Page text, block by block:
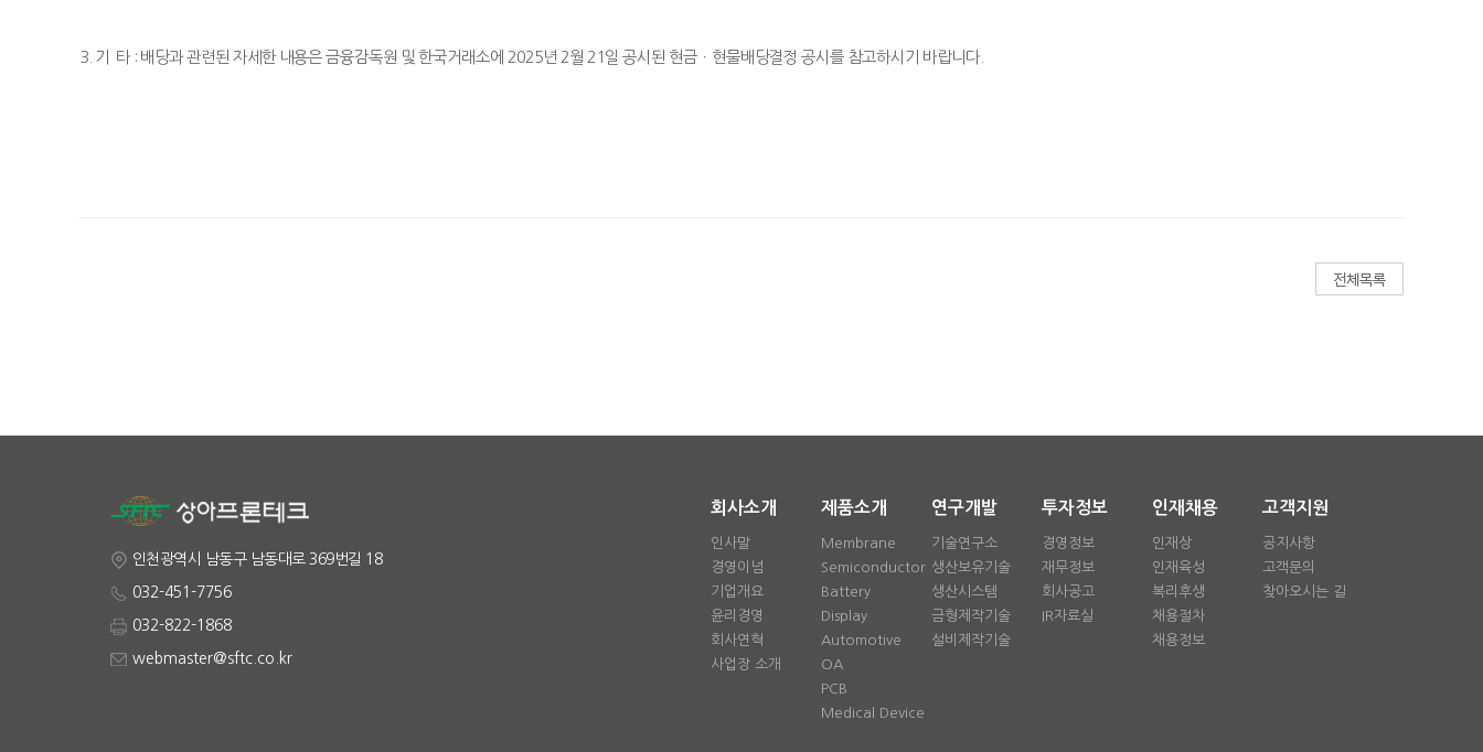
3. 기 타 : 배당과 관련된 자세한 내용은 금융감독원 및 한국거래소에 2025년 2월 21 일 공시된 현금ㆍ현물배당결정 공시를 참고하시기 바랍니다
인천광역시 남동구 남동대로 369번길 18
032-451-7756
032-822-1868
webmaster@sftc.co.kr
회사소개
인사말
경영이념
기업개요
윤리경영
회사연혁
사업장 소개
제품소개
Membrane
Semiconductor
Battery
Display
Automotive
OA
PCB
Medical Device
연구개발
기술연구소
생산보유기술
생산시스템
금형제작기술
설비제작기술
투자정보
경영정보
재무정보
회사공고
IR자료실
인재채용
인재상
인재육성
복리후생
채용절차
채용정보
고객지원
공지사항
고객문의
찾아오시는 길